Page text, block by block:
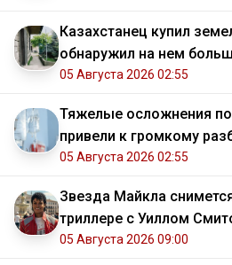
Казахстанец купил
обнаружил на нем
05 Августа 2026 02:55
Тяжелые осложнения
привели к громкому
05 Августа 2026 02:55
Звезда Майкла
триллере с Уиллом
05 Августа 2026 09:00